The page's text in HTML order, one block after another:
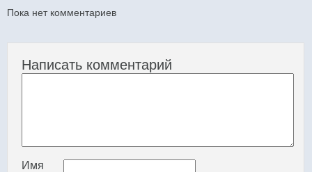
Пока нет комментариев
Написать комментарий
Имя